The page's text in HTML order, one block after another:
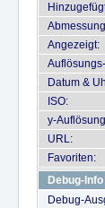
Angezeigt:
Datum &
ISO:
y-
URL:
Favoriten:
Debug-Info
Debug-